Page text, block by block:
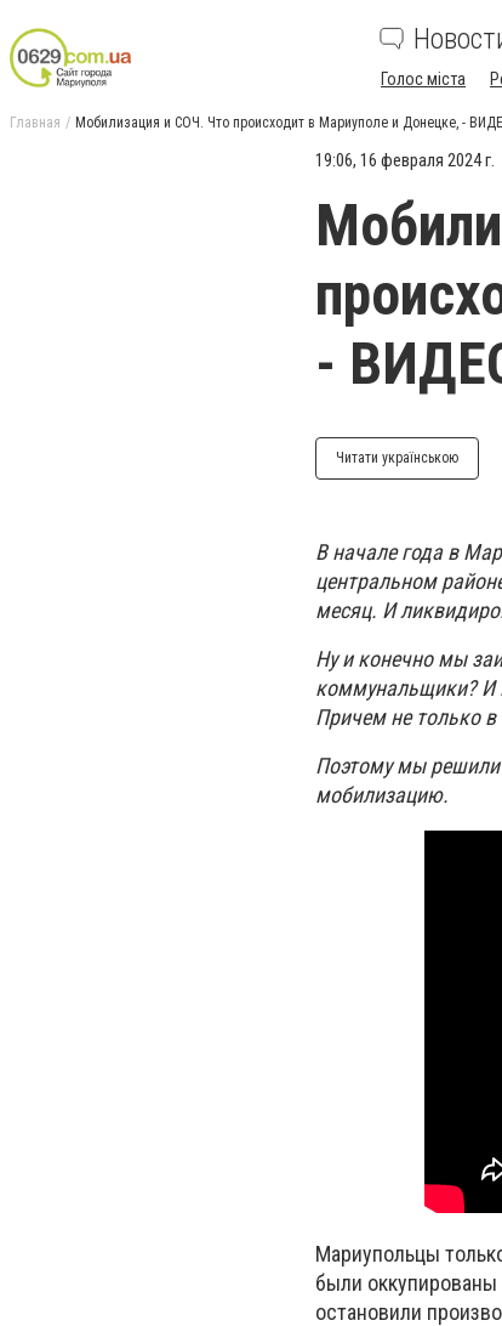
Голос міста
Главная Мобилизация и СОЧ. Что происходит в Мариуполе и Донецке, -
19:06, 16 февраля 2024 г.
-
Читати українською
В начале года в
центральном
месяц. И
Ну и конечно мы
коммунальщики? И
Причем не только в
Поэтому мы решили
мобилизацию.
Мариупольцы
были оккупированы
остановили